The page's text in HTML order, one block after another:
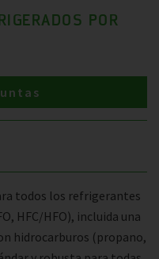
POR
todos los refrigerantes
HFC/HFO), incluida una
hidrocarburos (propano,